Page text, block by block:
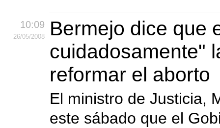
10:09
26/05/2008
Bermejo dice que
cuidadosamente"
reformar el aborto
El ministro de Justicia,
este sábado que el